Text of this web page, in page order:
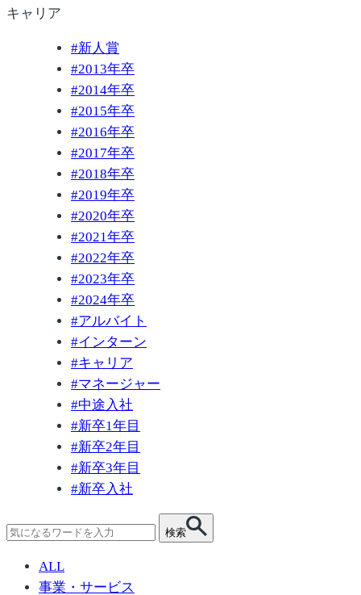
キャリア
#新人賞
#2013年卒
#2014年卒
#2015年卒
#2016年卒
#2017年卒
#2018年卒
#2019年卒
#2020年卒
#2021年卒
#2022年卒
#2023年卒
#2024年卒
#アルバイト
#インターン
#キャリア
#マネージャー
#中途入社
#新卒1年目
#新卒2年目
#新卒3年目
#新卒入社
検
索:
検索
ALL
事業・サービス